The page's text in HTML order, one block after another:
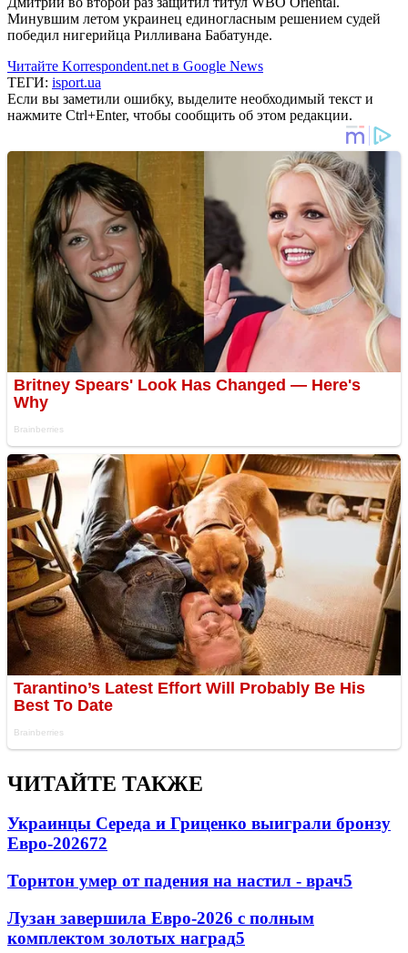
Минувшим летом украинец единогласным решением судей
победил нигерийца Рилливана Бабатунде.
Читайте Korrespondent.net в Google News
ТЕГИ: isport.ua
Если вы заметили ошибку, выделите необходимый текст и
нажмите Ctrl+Enter, чтобы сообщить об этом редакции.
ЧИТАЙТЕ ТАКЖЕ
Украинцы Середа и Гриценко выиграли бронзу
Евро-202672
Торнтон умер от падения на настил - врач5
Лузан завершила Евро-2026 с полным
комплектом золотых наград5